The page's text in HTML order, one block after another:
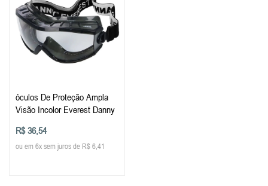
óculos De Proteção Ampla
Visão Incolor Everest Danny
R$ 36,54
ou em 6x sem juros de R$ 6,41